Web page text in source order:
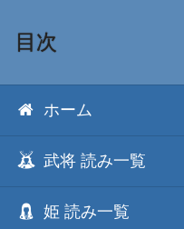
目次
ホーム
武将 読み一覧
姫 読み一覧